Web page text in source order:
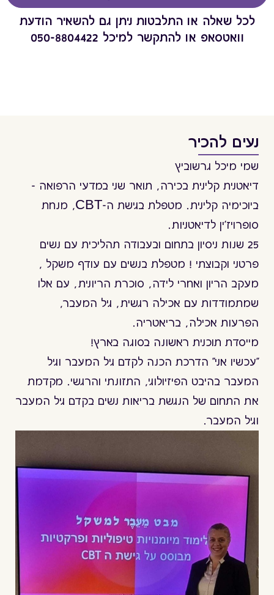
לכל שאלה או התלבטות ניתן גם להשאיר הודעת
וואטסאפ או להתקשר למיכל 050-8804422
נעים להכיר
שמי מיכל גרשוביץ
דיאטנית קלינית בכירה, תואר שני במדעי הרפואה -
ביוכימיה קלינית. מטפלת בגישת ה-CBT, מנחת
סופרויז'ין לדיאטניות.
25 שנות ניסיון בתחום ובעבודה תהליכית עם נשים
פרטני וקבוצתי ! מטפלת בנשים עם עודף משקל ,
מעקב הריון ואחרי לידה, סוכרת הריונית, עם אלו
שמתמודדות עם אכילה רגשית, גיל המעבר,
הפרעות אכילה, בריאטריה.
מייסדת תוכנית ראשונה בסוגה בארץ!
"עכשיו אני" הדרכת הכנה לקדם גיל המעבר וגיל
המעבר בהיבט הפיזיולוגי, התזונתי והרגשי. מקדמת
את התחום של הנגשת בריאות נשים בקדם גיל המעבר
וגיל המעבר.